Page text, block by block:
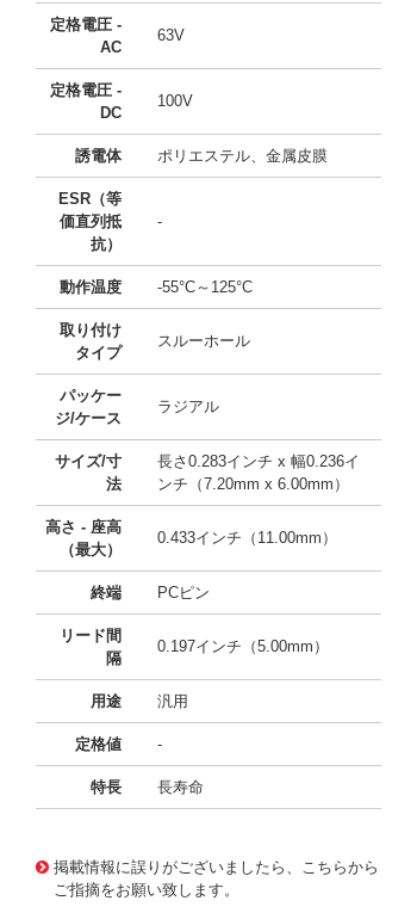
定格電圧 -
AC
63V
定格電圧 -
DC
100V
誘電体 ポリエステル、金属皮膜
ESR（等
価直列抵
抗）
-
動作温度 -55°C～125°C
取り付け
タイプ
スルーホール
パッケー
ジ/ケース
ラジアル
サイズ/寸
法
長さ0.283インチ x 幅0.236イ
ンチ（7.20mm x 6.00mm）
高さ - 座高
（最大）
0.433インチ（11.00mm）
終端 PCピン
リード間
隔
0.197インチ（5.00mm）
用途 汎用
定格値 -
特長 長寿命
掲載情報に誤りがございましたら、こちらから
ご指摘をお願い致します。